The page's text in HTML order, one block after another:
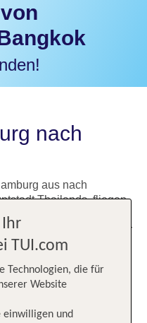
nach
aus nach
Thailands, fliegen
von Flugoptionen. Die
der Hansestadt mit der
gibt viele Gründe,
beeindruckende
Highlights
Ihr
TUI.com
Technologien, die für
Website
einwilligen und